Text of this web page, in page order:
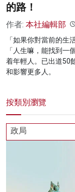
的路！
作者: 本社編輯部
「如果你對當前的生
「人生嘛，能找到一
着年輕人。已出道50
和影響更多人。
按類別瀏覽
政局